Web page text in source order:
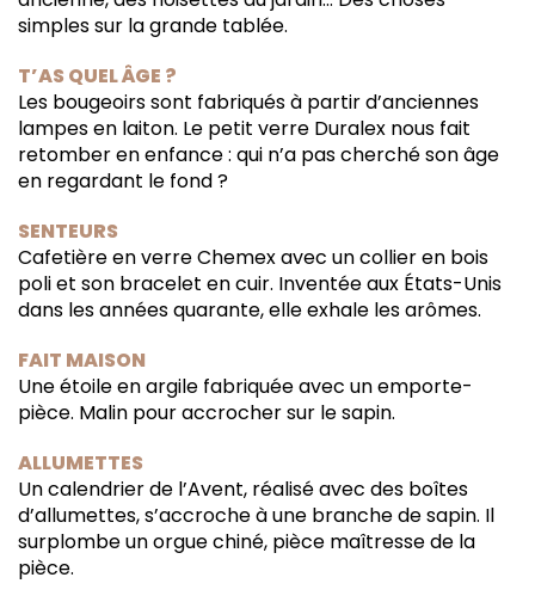
simples sur la grande tablée.
T’AS QUEL ÂGE ?
Les bougeoirs sont fabriqués à partir d’anciennes
lampes en laiton. Le petit verre Duralex nous fait
retomber en enfance : qui n’a pas cherché son âge
en regardant le fond ?
SENTEURS
Cafetière en verre Chemex avec un collier en bois
poli et son bracelet en cuir. Inventée aux États-Unis
dans les années quarante, elle exhale les arômes.
FAIT MAISON
Une étoile en argile fabriquée avec un emporte-
pièce. Malin pour accrocher sur le sapin.
ALLUMETTES
Un calendrier de l’Avent, réalisé avec des boîtes
d’allumettes, s’accroche à une branche de sapin. Il
surplombe un orgue chiné, pièce maîtresse de la
pièce.